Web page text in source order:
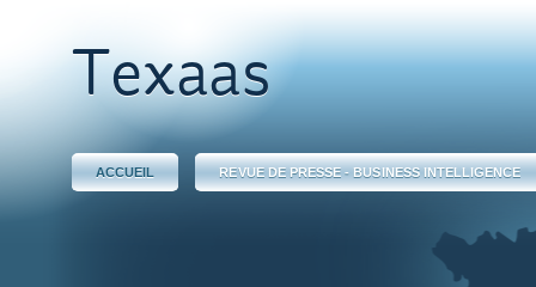
Texaas
ACCUEIL REVUE DE PRESSE - BUSINESS INTELLIGENCE